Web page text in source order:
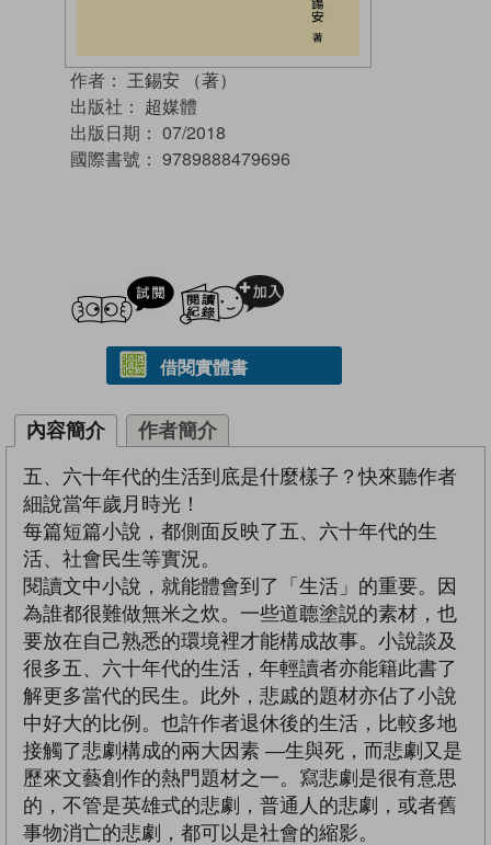
作者： 王錫安 （著）
出版社： 超媒體
出版日期： 07/2018
國際書號： 9789888479696
試閲
借閱實體書
內容簡介 作者簡介
五、六十年代的生活到底是什麼樣子？快來聽作者
細說當年歲月時光！
每篇短篇小說，都側面反映了五、六十年代的生
活、社會民生等實況。
閱讀文中小說，就能體會到了「生活」的重要。因
為誰都很難做無米之炊。一些道聼塗説的素材，也
要放在自己熟悉的環境裡才能構成故事。小說談及
很多五、六十年代的生活，年輕讀者亦能籍此書了
解更多當代的民生。此外，悲戚的題材亦佔了小說
中好大的比例。也許作者退休後的生活，比較多地
接觸了悲劇構成的兩大因素 —生與死，而悲劇又是
歷來文藝創作的熱門題材之一。寫悲劇是很有意思
的，不管是英雄式的悲劇，普通人的悲劇，或者舊
事物消亡的悲劇，都可以是社會的縮影。